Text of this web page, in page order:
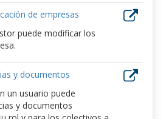
de empresas
puede modificar los
y documentos
un usuario puede
y documentos